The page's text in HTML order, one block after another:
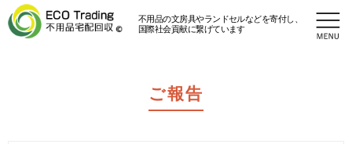
不用品の文房具やランドセルなどを寄付し、
国際社会貢献に繋げています
ご報告